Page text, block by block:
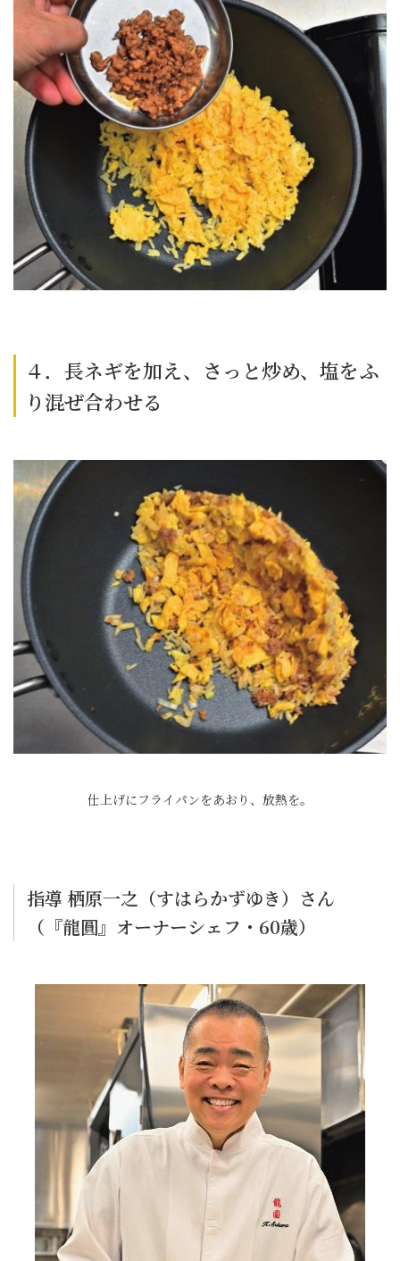
４．長ネギを加え、さっと炒め、塩をふ
り混ぜ合わせる
仕上げにフライパンをあおり、放熱を。
指導 栖原一之（すはらかずゆき）さん
（『龍圓』オーナーシェフ・60歳）